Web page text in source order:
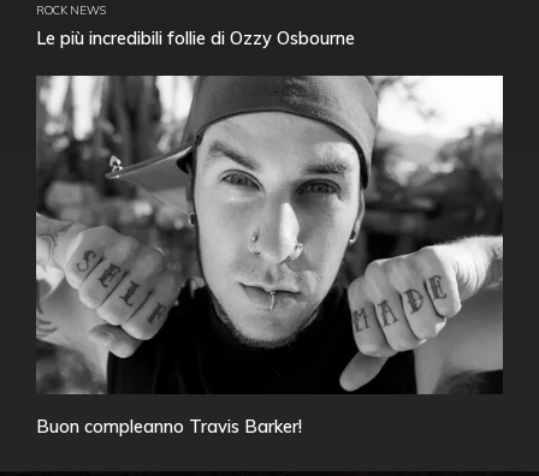
ROCK NEWS
Le più incredibili follie di Ozzy Osbourne
Buon compleanno Travis Barker!